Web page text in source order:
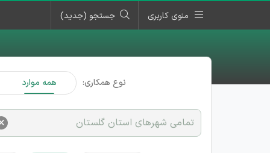
منوی کاربری جستجو (جدید)
نوع همکاری: همه موارد
تمامی شهرهای استان گلستان